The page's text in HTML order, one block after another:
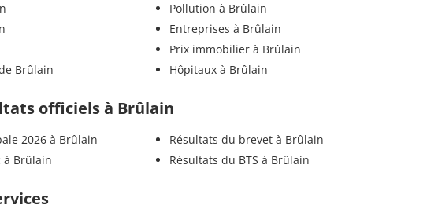
Brûlain
Pollution à Brûlain
Entreprises à Brûlain
Prix immobilier à Brûlain
Hôpitaux à Brûlain
officiels à Brûlain
2026 à Brûlain
à Brûlain
Résultats du brevet à Brûlain
Résultats du BTS à Brûlain